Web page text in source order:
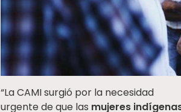
“La CAMI surgió por la necesidad
urgente de que las mujeres